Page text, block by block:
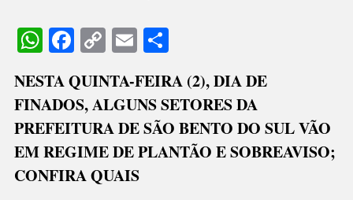
WhatsApp
Facebook
CopyEmailShare
NESTA QUINTA-FEIRA (2), DIA DE
FINADOS, ALGUNS SETORES DA
PREFEITURA DE SÃO BENTO DO SUL VÃO
EM REGIME DE PLANTÃO E SOBREAVISO;
CONFIRA QUAIS